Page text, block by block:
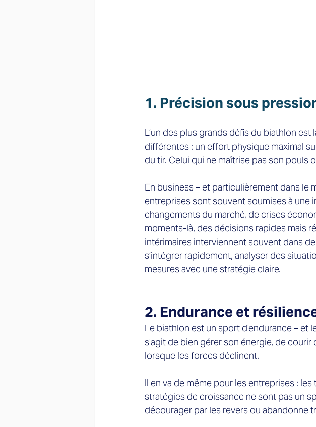
1. Précision sous
L’un des plus grands défis du biathlon
différentes : un effort physique maximal
du tir. Celui qui ne maîtrise pas son pouls
En business – et particulièrement dans le
entreprises sont souvent soumises à une
changements du marché, de crises
moments-là, des décisions rapides mais
intérimaires interviennent souvent dans
s’intégrer rapidement, analyser des
mesures avec une stratégie claire.
2. Endurance et
Le biathlon est un sport d’endurance – et
s’agit de bien gérer son énergie, de
lorsque les forces déclinent.
Il en va de même pour les entreprises :
stratégies de croissance ne sont pas un
décourager par les revers ou abandonne